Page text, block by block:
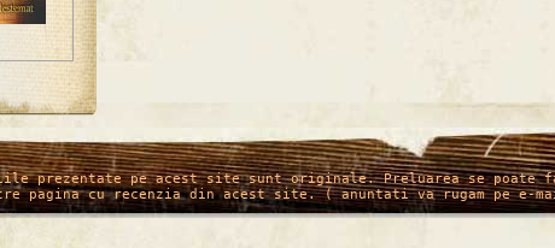
prezentate pe acest site sunt originale. Preluarea se
pagina cu recenzia din acest site. ( anuntati va rugam pe e-